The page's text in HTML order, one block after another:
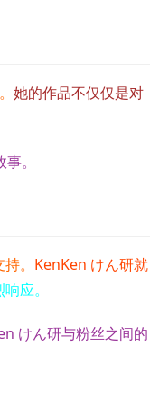
她的作品不仅仅是对
。
。 KenKen けん研就
应。
けん研与粉丝之间的